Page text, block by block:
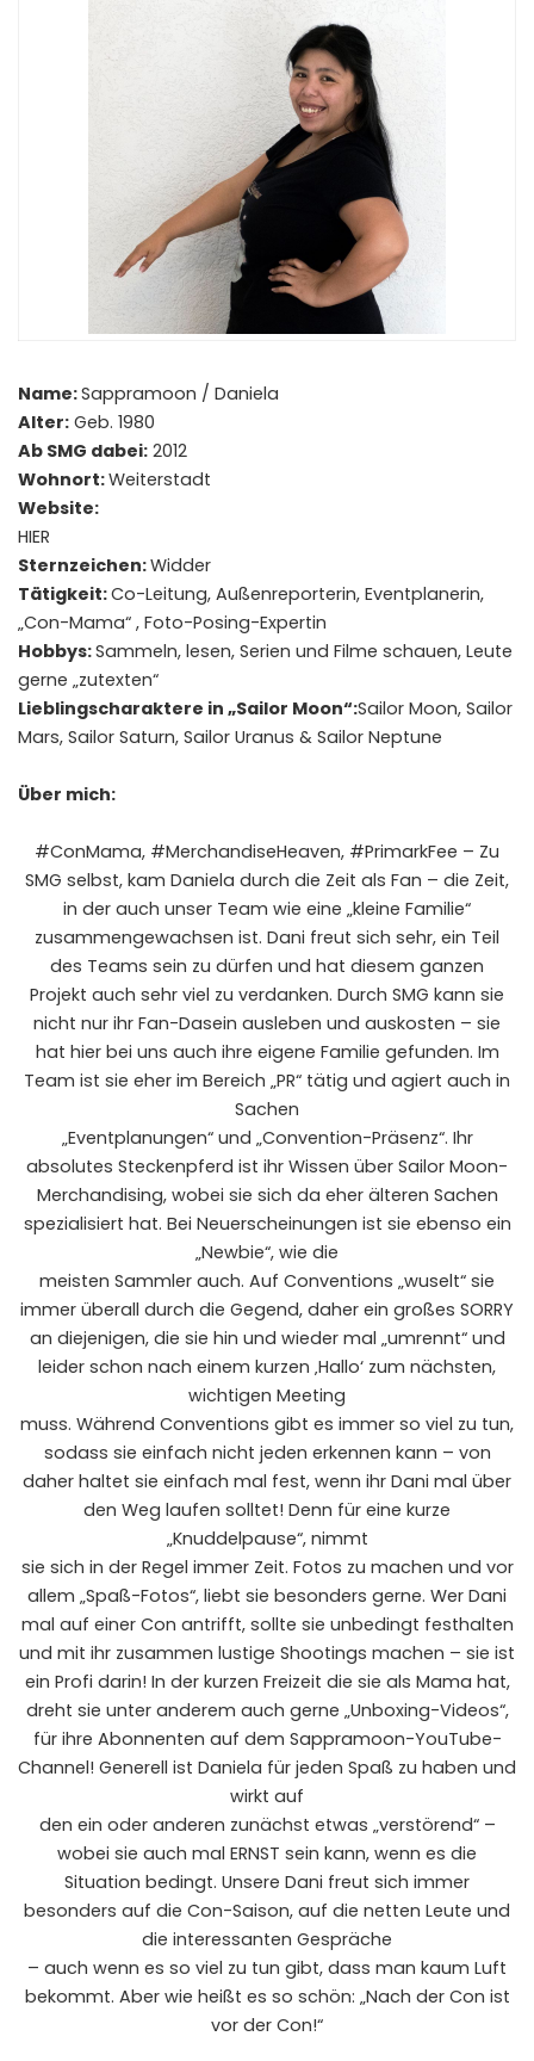
Name:Sappramoon / Daniela
Alter: Geb. 1980
Ab SMG dabei: 2012
Wohnort:Weiterstadt
Website:
HIER
Sternzeichen:Widder
Tätigkeit:Co-Leitung, Außenreporterin, Eventplanerin,
„Con-Mama“ , Foto-Posing-Expertin
Hobbys:Sammeln, lesen, Serien und Filme schauen, Leute
gerne „zutexten“
Lieblingscharaktere in „Sailor Moon“:Sailor Moon, Sailor
Mars, Sailor Saturn, Sailor Uranus & Sailor Neptune
Über mich:
#ConMama, #MerchandiseHeaven, #PrimarkFee – Zu
SMG selbst, kam Daniela durch die Zeit als Fan – die Zeit,
in der auch unser Team wie eine „kleine Familie“
zusammengewachsen ist. Dani freut sich sehr, ein Teil
des Teams sein zu dürfen und hat diesem ganzen
Projekt auch sehr viel zu verdanken. Durch SMG kann sie
nicht nur ihr Fan-Dasein ausleben und auskosten – sie
hat hier bei uns auch ihre eigene Familie gefunden. Im
Team ist sie eher im Bereich „PR“ tätig und agiert auch in
Sachen
„Eventplanungen“ und „Convention-Präsenz“. Ihr
absolutes Steckenpferd ist ihr Wissen über Sailor Moon-
Merchandising, wobei sie sich da eher älteren Sachen
spezialisiert hat. Bei Neuerscheinungen ist sie ebenso ein
„Newbie“, wie die
meisten Sammler auch. Auf Conventions „wuselt“ sie
immer überall durch die Gegend, daher ein großes SORRY
an diejenigen, die sie hin und wieder mal „umrennt“ und
leider schon nach einem kurzen ‚Hallo‘ zum nächsten,
wichtigen Meeting
muss. Während Conventions gibt es immer so viel zu tun,
sodass sie einfach nicht jeden erkennen kann – von
daher haltet sie einfach mal fest, wenn ihr Dani mal über
den Weg laufen solltet! Denn für eine kurze
„Knuddelpause“, nimmt
sie sich in der Regel immer Zeit. Fotos zu machen und vor
allem „Spaß-Fotos“, liebt sie besonders gerne. Wer Dani
mal auf einer Con antrifft, sollte sie unbedingt festhalten
und mit ihr zusammen lustige Shootings machen – sie ist
ein Profi darin! In der kurzen Freizeit die sie als Mama hat,
dreht sie unter anderem auch gerne „Unboxing-Videos“,
für ihre Abonnenten auf dem Sappramoon-YouTube-
Channel! Generell ist Daniela für jeden Spaß zu haben und
wirkt auf
den ein oder anderen zunächst etwas „verstörend“ –
wobei sie auch mal ERNST sein kann, wenn es die
Situation bedingt. Unsere Dani freut sich immer
besonders auf die Con-Saison, auf die netten Leute und
die interessanten Gespräche
– auch wenn es so viel zu tun gibt, dass man kaum Luft
bekommt. Aber wie heißt es so schön: „Nach der Con ist
vor der Con!“